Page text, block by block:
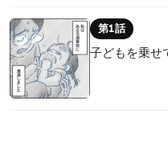
第1話
子どもを乗せ